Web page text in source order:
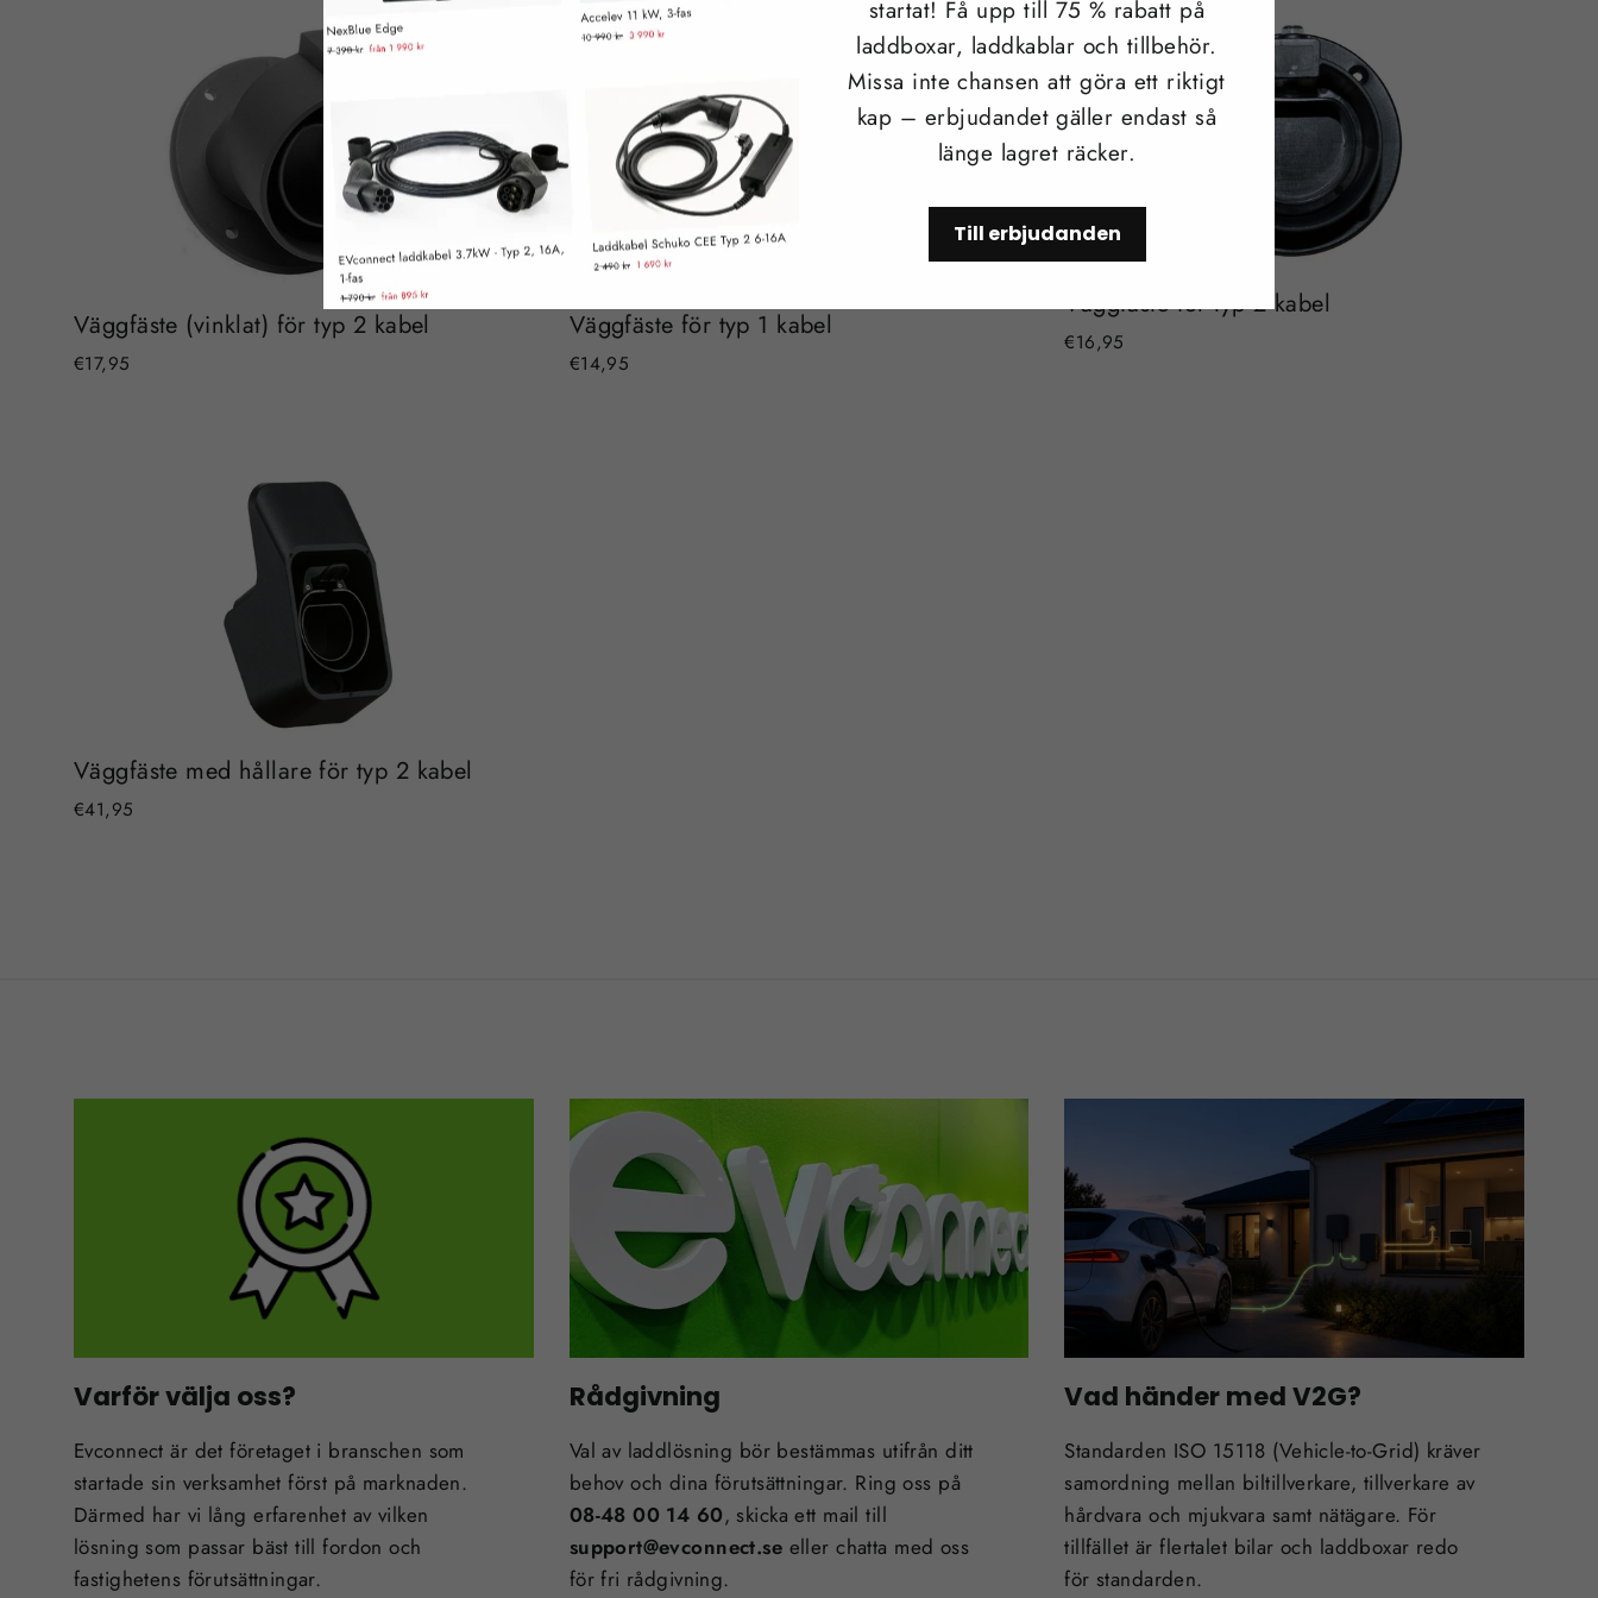
startat! Få upp till 75 % rabatt på
laddboxar, laddkablar och tillbehör.
Missa inte chansen att göra ett riktigt
kap – erbjudandet gäller endast så
länge lagret räcker.
Till erbjudanden
Väggfäste (vinklat) för typ 2 kabel
€17,95
Väggfäste för typ 1 kabel
€14,95
Väggfäste för typ 2 kabel
€16,95
Väggfäste med hållare för typ 2 kabel
€41,95
Varför välja oss?
Evconnect är det företaget i branschen som
startade sin verksamhet först på marknaden.
Därmed har vi lång erfarenhet av vilken
lösning som passar bäst till fordon och
fastighetens förutsättningar.
Rådgivning
Val av laddlösning bör bestämmas utifrån ditt
behov och dina förutsättningar. Ring oss på
08-48 00 14 60, skicka ett mail till
support@evconnect.se eller chatta med oss
för fri rådgivning.
Vad händer med V2G?
Standarden ISO 15118 (Vehicle-to-Grid) kräver
samordning mellan biltillverkare, tillverkare av
hårdvara och mjukvara samt nätägare. För
tillfället är flertalet bilar och laddboxar redo
för standarden.